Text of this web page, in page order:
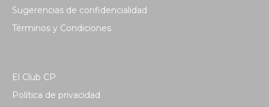
Sugerencias de confidencialidad
Términos y Condiciones
El Club CP
Política de privacidad